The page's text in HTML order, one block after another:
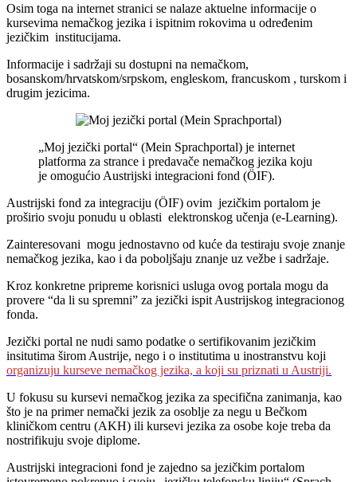
Osim toga na internet stranici se nalaze aktuelne informacije o
kursevima nemačkog jezika i ispitnim rokovima u određenim
jezičkim institucijama.
Informacije i sadržaji su dostupni na nemačkom,
bosanskom/hrvatskom/srpskom, engleskom, francuskom , turskom i
drugim jezicima.
„Moj jezički portal“ (Mein Sprachportal) je internet
platforma za strance i predavače nemačkog jezika koju
je omogućio Austrijski integracioni fond (ÖIF).
Austrijski fond za integraciju (ÖIF) ovim jezičkim portalom je
proširio svoju ponudu u oblasti elektronskog učenja (e-Learning).
Zainteresovani mogu jednostavno od kuće da testiraju svoje znanje
nemačkog jezika, kao i da poboljšaju znanje uz vežbe i sadržaje.
Kroz konkretne pripreme korisnici usluga ovog portala mogu da
provere “da li su spremni” za jezički ispit Austrijskog integracionog
fonda.
Jezički portal ne nudi samo podatke o sertifikovanim jezičkim
insitutima širom Austrije, nego i o institutima u inostranstvu koji
organizuju kurseve nemačkog jezika, a koji su priznati u Austriji.
U fokusu su kursevi nemačkog jezika za specifična zanimanja, kao
što je na primer nemački jezik za osoblje za negu u Bečkom
kliničkom centru (AKH) ili kursevi jezika za osobe koje treba da
nostrifikuju svoje diplome.
Austrijski integracioni fond je zajedno sa jezičkim portalom